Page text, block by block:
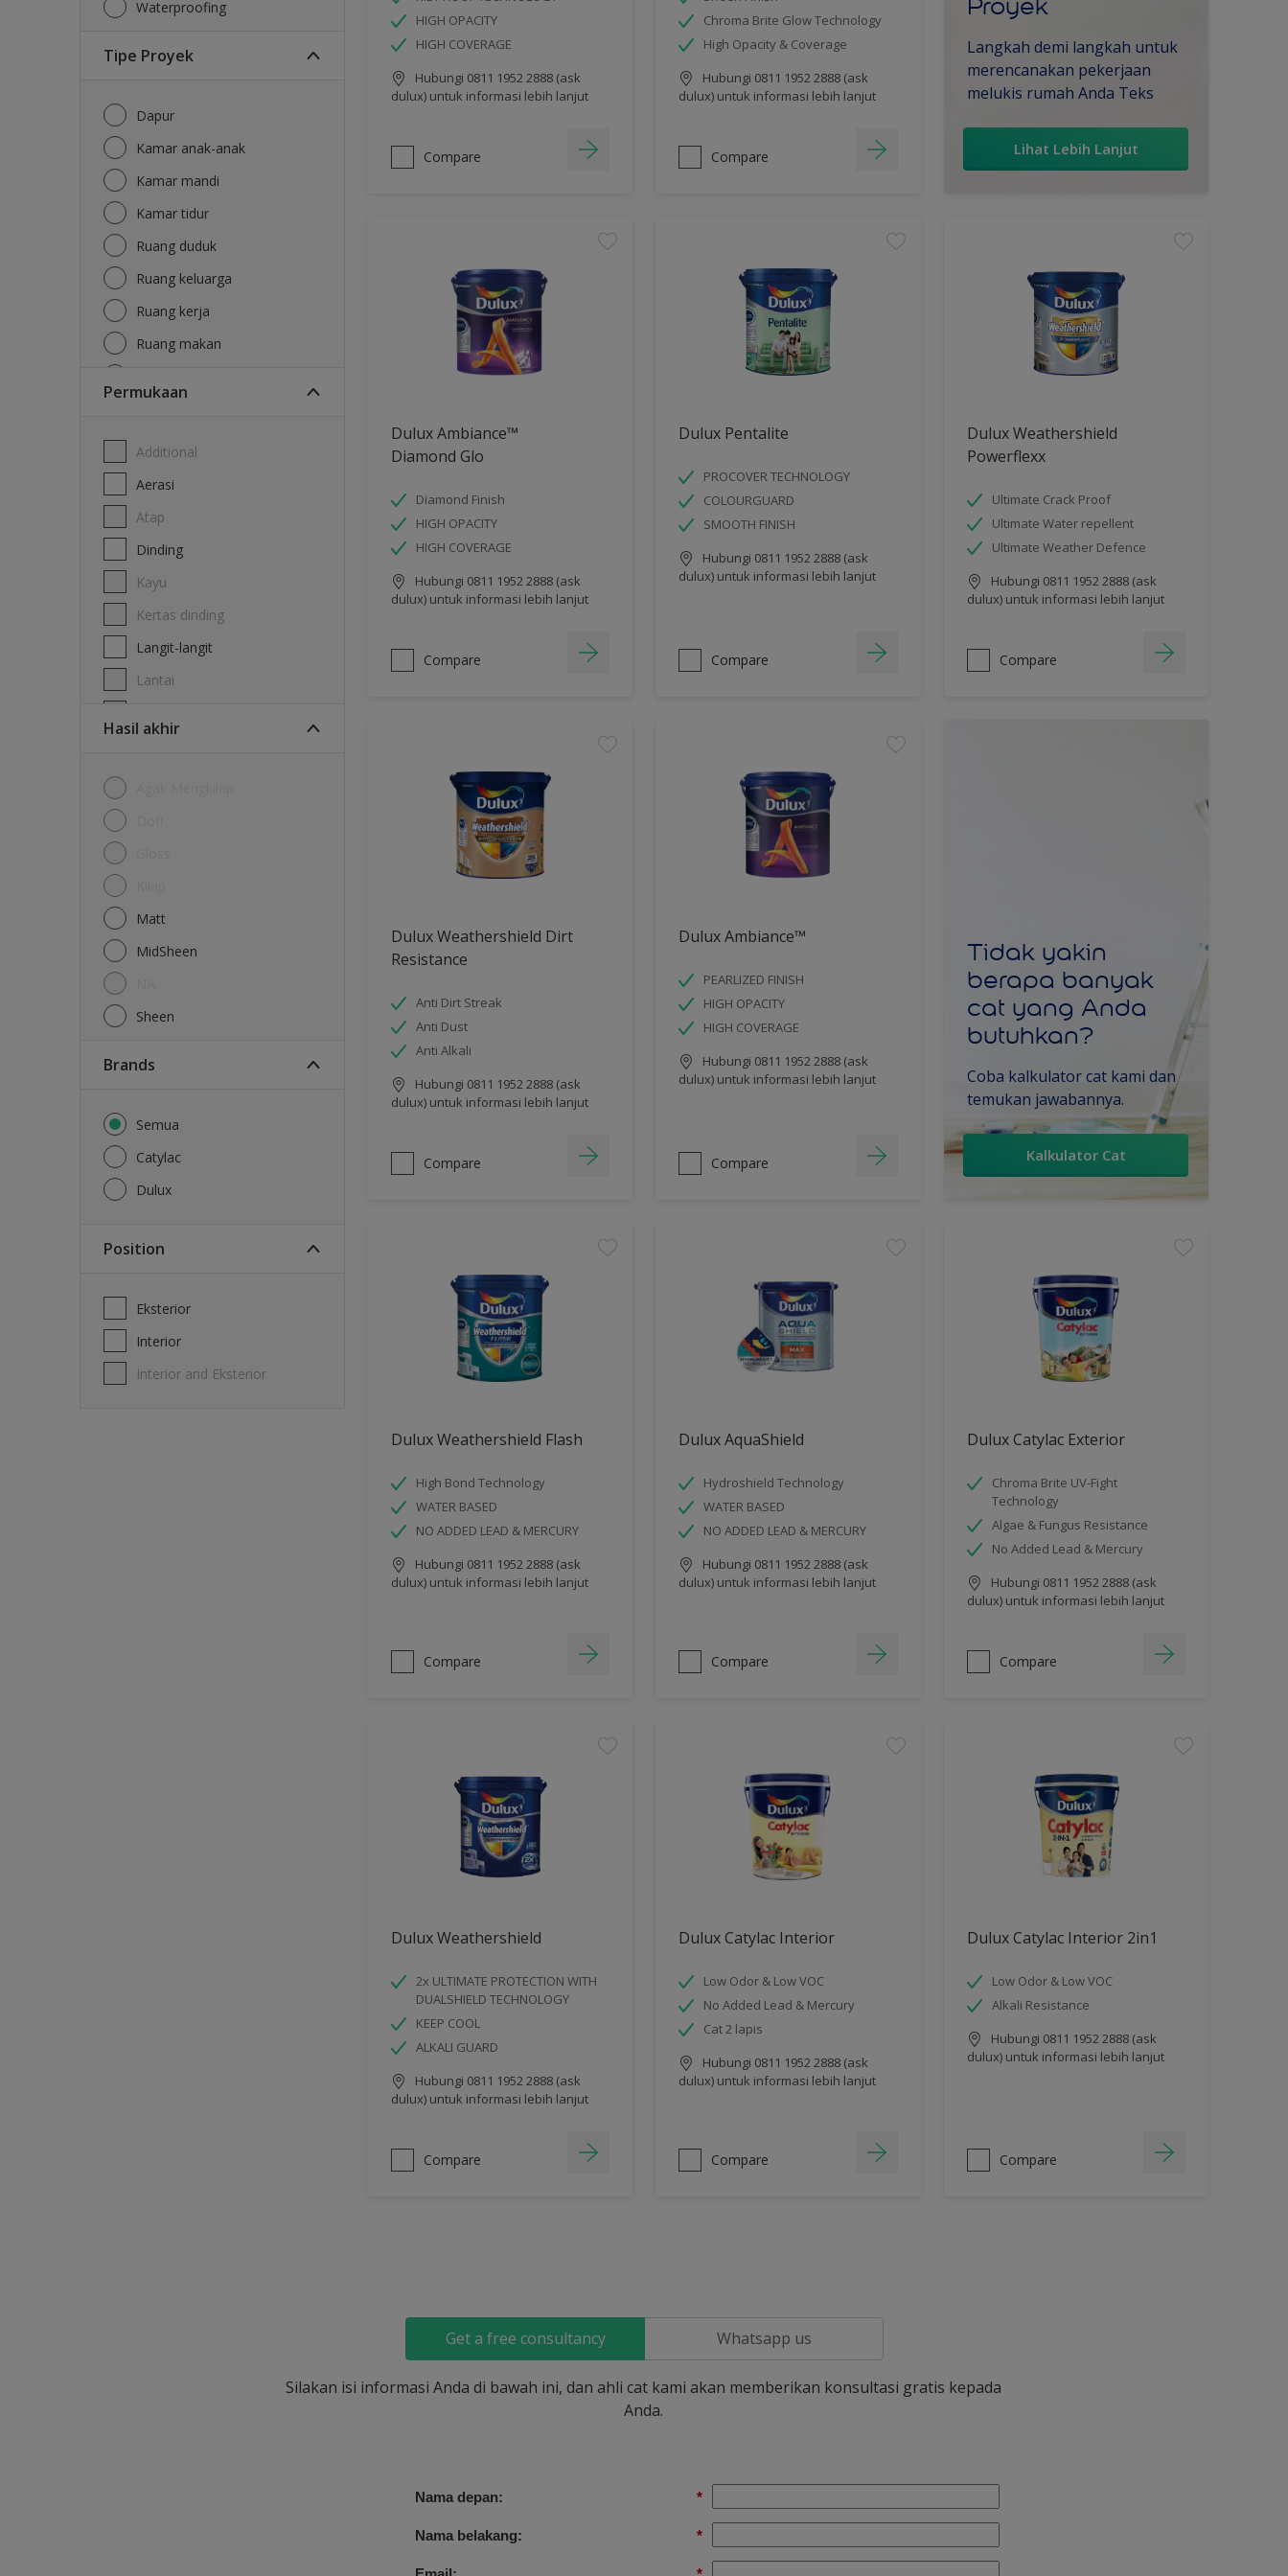
Waterproofing
Tipe Proyek
Dapur
Kamar anak-anak
Kamar mandi
Kamar tidur
Ruang duduk
Ruang keluarga
Ruang kerja
Ruang makan
Permukaan
Additional
Aerasi
Atap
Dinding
Kayu
Kertas dinding
Langit-langit
Lantai
Hasil akhir
Matt
MidSheen
Sheen
brands
Semua
Catylac
Dulux
Position
Eksterior
Interior
Interior and Eksterior
HIGH OPACITY
HIGH COVERAGE
Hubungi 0811 1952 2888 (ask
dulux) untuk informasi lebih lanjut
Compare
Chroma Brite Glow Technology
High Opacity & Coverage
Hubungi 0811 1952 2888 (ask
dulux) untuk informasi lebih lanjut
Compare
Langkah demi langkah untuk
merencanakan pekerjaan
melukis rumah Anda Teks
Lihat Lebih Lanjut
Dulux Ambiance™
Diamond Glo
Diamond Finish
HIGH OPACITY
HIGH COVERAGE
Hubungi 0811 1952 2888 (ask
dulux) untuk informasi lebih lanjut
Compare
Dulux Pentalite
PROCOVER TECHNOLOGY
COLOURGUARD
SMOOTH FINISH
Hubungi 0811 1952 2888 (ask
dulux) untuk informasi lebih lanjut
Compare
Dulux Weathershield
Powerflexx
Ultimate Crack Proof
Ultimate Water repellent
Ultimate Weather Defence
Hubungi 0811 1952 2888 (ask
dulux) untuk informasi lebih lanjut
Compare
Dulux Weathershield Dirt
Resistance
Anti Dirt Streak
Anti Dust
Anti Alkali
Hubungi 0811 1952 2888 (ask
dulux) untuk informasi lebih lanjut
Compare
Dulux Ambiance™
PEARLIZED FINISH
HIGH OPACITY
HIGH COVERAGE
Hubungi 0811 1952 2888 (ask
dulux) untuk informasi lebih lanjut
Compare
Tidak yakin
berapa banyak
cat yang Anda
butuhkan?
Coba kalkulator cat kami dan
temukan jawabannya.
Kalkulator Cat
Dulux Weathershield Flash
High Bond Technology
WATER BASED
NO ADDED LEAD & MERCURY
Hubungi 0811 1952 2888 (ask
dulux) untuk informasi lebih lanjut
Compare
Dulux AquaShield
Hydroshield Technology
WATER BASED
NO ADDED LEAD & MERCURY
Hubungi 0811 1952 2888 (ask
dulux) untuk informasi lebih lanjut
Compare
Dulux Catylac Exterior
Chroma Brite UV-Fight
Technology
Algae & Fungus Resistance
No Added Lead & Mercury
Hubungi 0811 1952 2888 (ask
dulux) untuk informasi lebih lanjut
Compare
Dulux Weathershield
2x ULTIMATE PROTECTION WITH
DUALSHIELD TECHNOLOGY
KEEP COOL
ALKALI GUARD
Hubungi 0811 1952 2888 (ask
dulux) untuk informasi lebih lanjut
Compare
Dulux Catylac Interior
Low Odor & Low VOC
No Added Lead & Mercury
Cat 2 lapis
Hubungi 0811 1952 2888 (ask
dulux) untuk informasi lebih lanjut
Compare
Dulux Catylac Interior 2in1
Low Odor & Low VOC
Alkali Resistance
Hubungi 0811 1952 2888 (ask
dulux) untuk informasi lebih lanjut
Compare
Get a free consultancy Whatsapp us
Silakan isi informasi Anda di bawah ini, dan ahli cat kami akan memberikan konsultasi gratis kepada
Anda.